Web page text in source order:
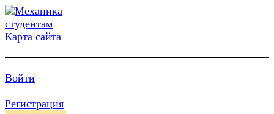
Карта сайта
Войти
Регистрация